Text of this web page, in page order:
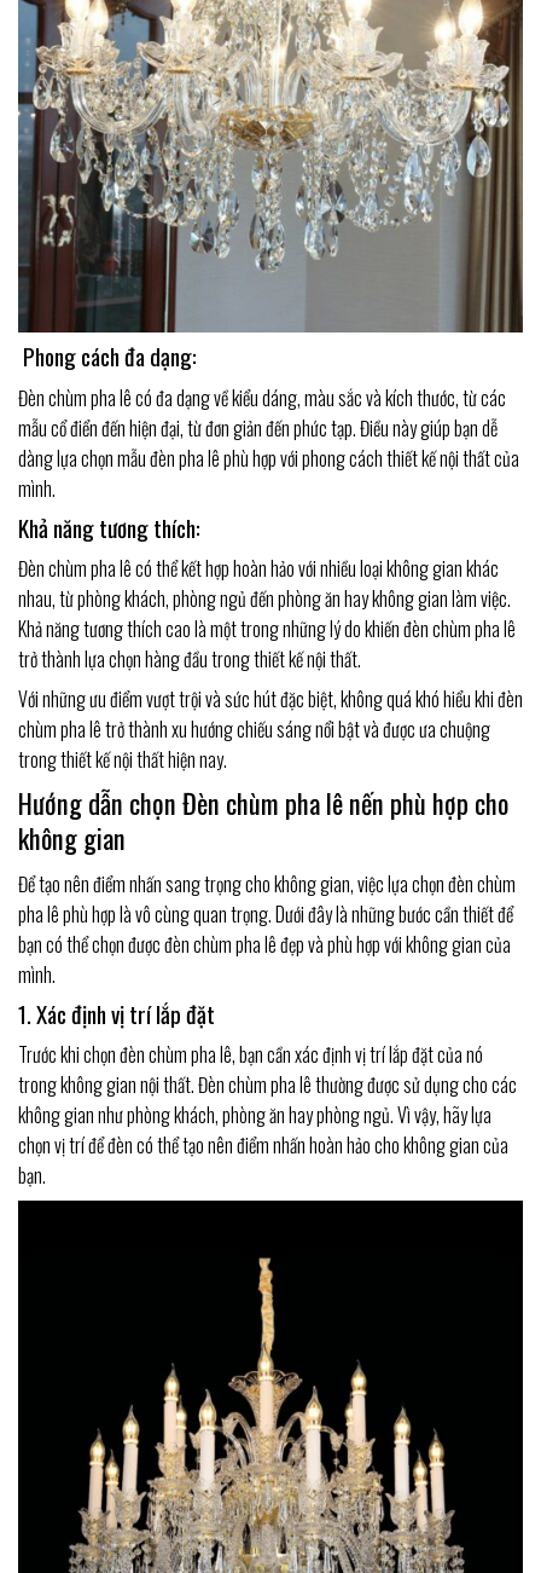
Phong cách đa dạng:
Đèn chùm pha lê có đa dạng về kiểu dáng, màu sắc và kích thước, từ các
mẫu cổ điển đến hiện đại, từ đơn giản đến phức tạp. Điều này giúp bạn dễ
dàng lựa chọn mẫu đèn pha lê phù hợp với phong cách thiết kế nội thất của
mình.
Khả năng tương thích:
Đèn chùm pha lê có thể kết hợp hoàn hảo với nhiều loại không gian khác
nhau, từ phòng khách, phòng ngủ đến phòng ăn hay không gian làm việc.
Khả năng tương thích cao là một trong những lý do khiến đèn chùm pha lê
trở thành lựa chọn hàng đầu trong thiết kế nội thất.
Với những ưu điểm vượt trội và sức hút đặc biệt, không quá khó hiểu khi đèn
chùm pha lê trở thành xu hướng chiếu sáng nổi bật và được ưa chuộng
trong thiết kế nội thất hiện nay.
Hướng dẫn chọn Đèn chùm pha lê nến phù hợp cho
không gian
Để tạo nên điểm nhấn sang trọng cho không gian, việc lựa chọn đèn chùm
pha lê phù hợp là vô cùng quan trọng. Dưới đây là những bước cần thiết để
bạn có thể chọn được đèn chùm pha lê đẹp và phù hợp với không gian của
mình.
1. Xác định vị trí lắp đặt
Trước khi chọn đèn chùm pha lê, bạn cần xác định vị trí lắp đặt của nó
trong không gian nội thất. Đèn chùm pha lê thường được sử dụng cho các
không gian như phòng khách, phòng ăn hay phòng ngủ. Vì vậy, hãy lựa
chọn vị trí để đèn có thể tạo nên điểm nhấn hoàn hảo cho không gian của
bạn.